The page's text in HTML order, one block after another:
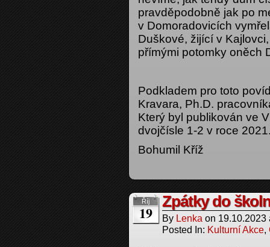
pravděpodobně jak po
v Domoradovicích
Duškové, žijící v
přímými potomky oněch
Podkladem pro toto
Kravara, Ph.D.
Který byl publikován ve
dvojčísle 1-2 v roce
Bohumil Kříž
Říj
19
Zpátky do
By Lenka on 19.10.2023
Posted In: Kulturní Akce,